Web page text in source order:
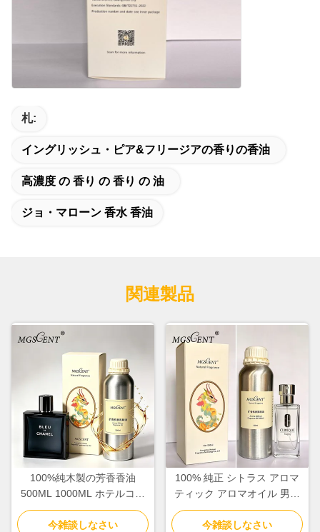
札:
イングリッシュ・ピア&フリージアの香りの香油
高濃度 の 香り の 香り の 油
ジョ・マローン 香水 香油
関連製品
100%純木製の芳香香油
500ML 1000ML ホテルコレ
クション
今雑談しなさい
100% 純正 シトラス アロマ
ティック アロマオイル 男性
用 マンダリン オレンジと セ
ダーノート
今雑談しなさい